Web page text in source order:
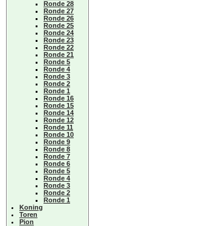
Ronde 28
Ronde 27
Ronde 26
Ronde 25
Ronde 24
Ronde 23
Ronde 22
Ronde 21
Ronde 5
Ronde 4
Ronde 3
Ronde 2
Ronde 1
Ronde 16
Ronde 15
Ronde 14
Ronde 12
Ronde 11
Ronde 10
Ronde 9
Ronde 8
Ronde 7
Ronde 6
Ronde 5
Ronde 4
Ronde 3
Ronde 2
Ronde 1
Koning
Toren
Pion